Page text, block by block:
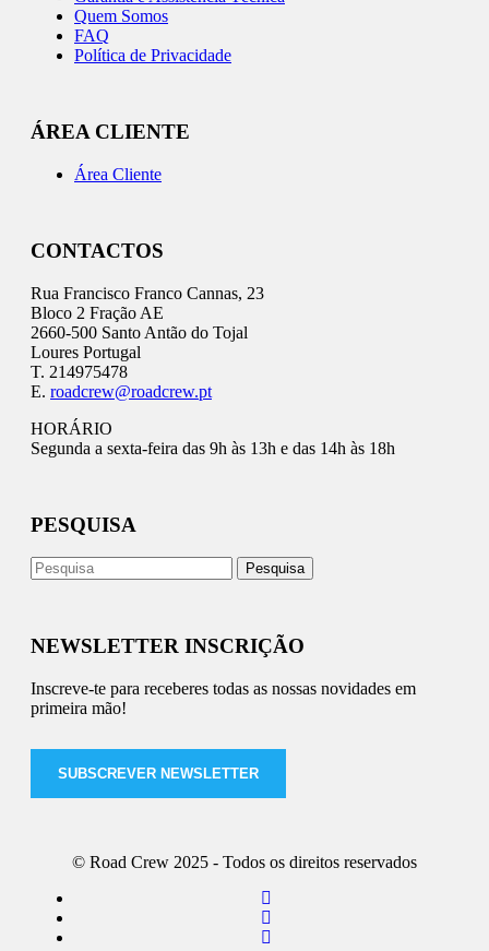
Quem Somos
FAQ
Política de Privacidade
ÁREA CLIENTE
Área Cliente
CONTACTOS
Rua Francisco Franco Cannas, 23
Bloco 2 Fração AE
2660-500 Santo Antão do Tojal
Loures Portugal
T. 214975478
E. roadcrew@roadcrew.pt
HORÁRIO
Segunda a sexta-feira das 9h às 13h e das 14h às 18h
PESQUISA
NEWSLETTER INSCRIÇÃO
Inscreve-te para receberes todas as nossas novidades em
primeira mão!
SUBSCREVER NEWSLETTER
© Road Crew 2025 - Todos os direitos reservados